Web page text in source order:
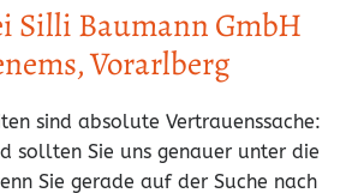
Silli Baumann GmbH
Vorarlberg
sind absolute Vertrauenssache:
sollten Sie uns genauer unter die
Sie gerade auf der Suche nach